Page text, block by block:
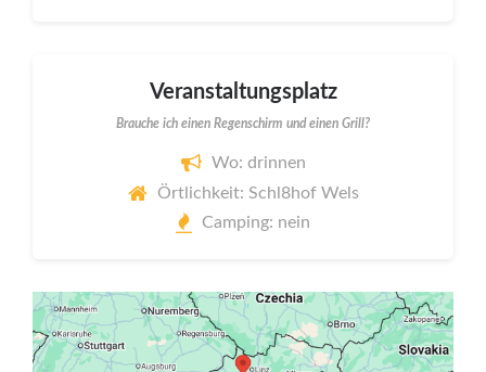
Veranstaltungsplatz
Brauche ich einen Regenschirm und einen Grill?
Wo: drinnen
Örtlichkeit: Schl8hof Wels
Camping: nein